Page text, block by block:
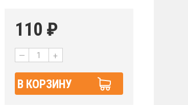
110 ₽
— +
В КОРЗИНУ